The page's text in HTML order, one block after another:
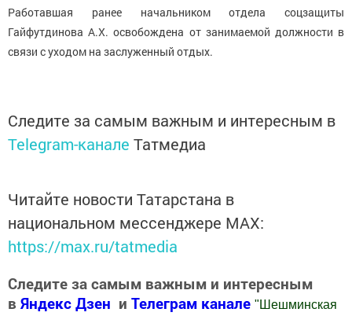
Работавшая ранее начальником отдела соцзащиты
Гайфутдинова А.Х. освобождена от занимаемой должности в
связи с уходом на заслуженный отдых.
Следите за самым важным и интересным в
Telegram-канале Татмедиа
Читайте новости Татарстана в
национальном мессенджере MАХ:
https://max.ru/tatmedia
Следите за самым важным и интересным
в Яндекс Дзен и Телеграм канале " Шешминская